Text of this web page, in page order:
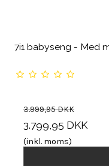
7i1 babyseng - Med
3.999,95 DKK
3.799,95 DKK
(inkl. moms)